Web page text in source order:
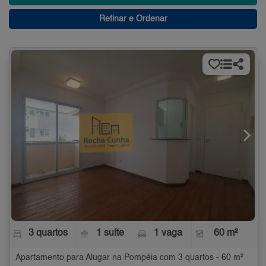
Refinar e Ordenar
3 quartos 1 suíte 1 vaga 60 m²
Apartamento para Alugar na Pompéia com 3 quartos - 60 m²